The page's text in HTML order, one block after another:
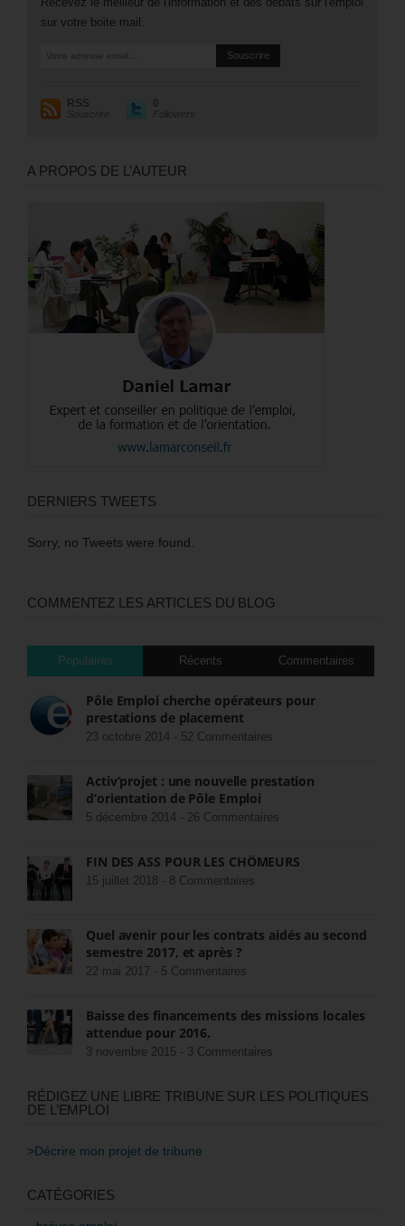
sur votre boite mail.
RSS
Souscrire
0
Followers
A PROPOS DE L’AUTEUR
DERNIERS TWEETS
Sorry, no Tweets were found.
COMMENTEZ LES ARTICLES DU BLOG
Populaires Récents Commentaires
Pôle Emploi cherche opérateurs pour
prestations de placement
23 octobre 2014 - 52 Commentaires
Activ’projet : une nouvelle prestation
d’orientation de Pôle Emploi
5 décembre 2014 - 26 Commentaires
FIN DES ASS POUR LES CHÔMEURS
15 juillet 2018 - 8 Commentaires
Quel avenir pour les contrats aidés au second
semestre 2017, et après ?
22 mai 2017 - 5 Commentaires
Baisse des financements des missions locales
attendue pour 2016.
3 novembre 2015 - 3 Commentaires
RÉDIGEZ UNE LIBRE TRIBUNE SUR LES POLITIQUES
DE L’EMPLOI
>Décrire mon projet de tribune
CATÉGORIES